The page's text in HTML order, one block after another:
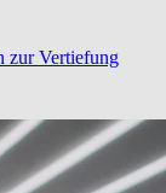
zur Vertiefung